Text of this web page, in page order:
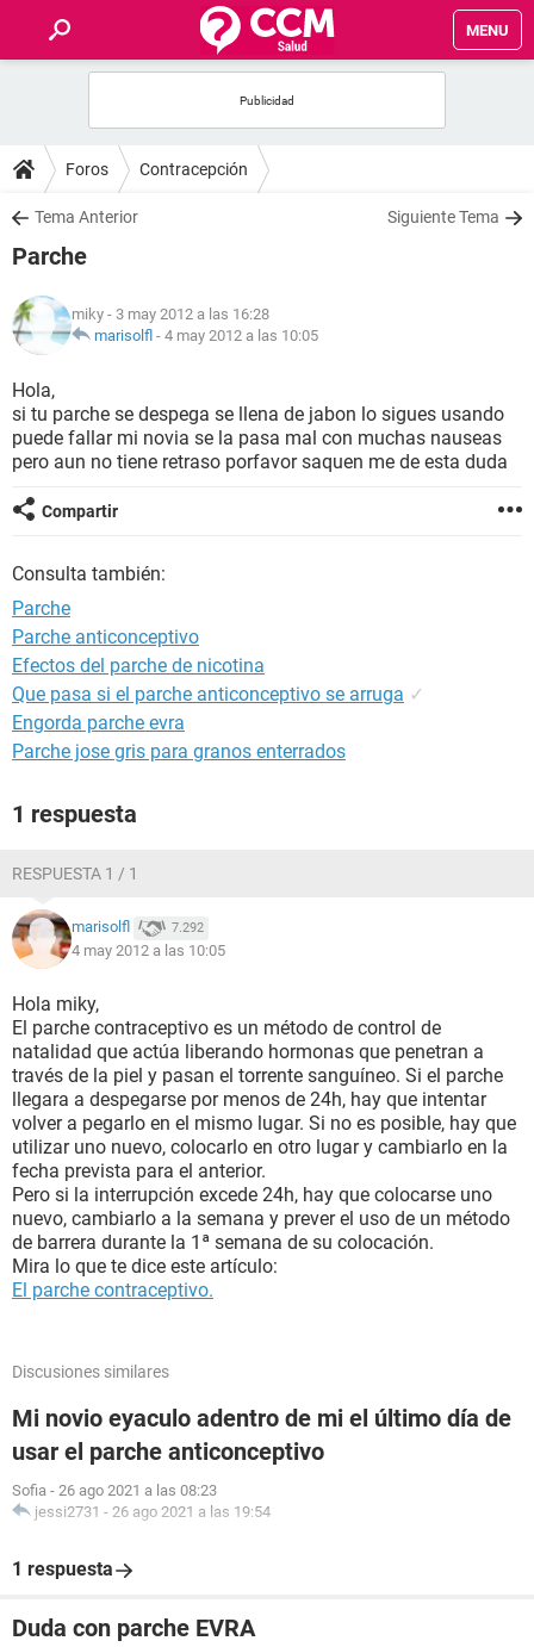
MENU
FOROS
SALUD
NUTRICIÓN
BIENESTAR
SEXUALIDAD
GLOSARIO
Foros Contracepción
Tema Anterior Siguiente Tema
Parche
miky - 3 may 2012 a las 16:28
marisolfl - 4 may 2012 a las 10:05
Hola,
si tu parche se despega se llena de jabon lo sigues usando
puede fallar mi novia se la pasa mal con muchas nauseas
pero aun no tiene retraso porfavor saquen me de esta duda
Compartir
Consulta también:
Parche
Parche anticonceptivo
Efectos del parche de nicotina
Que pasa si el parche anticonceptivo se arruga ✓
Engorda parche evra
Parche jose gris para granos enterrados
1 respuesta
RESPUESTA 1 / 1
marisolfl 7.292
4 may 2012 a las 10:05
Hola miky,
El parche contraceptivo es un método de control de
natalidad que actúa liberando hormonas que penetran a
través de la piel y pasan el torrente sanguíneo. Si el parche
llegara a despegarse por menos de 24h, hay que intentar
volver a pegarlo en el mismo lugar. Si no es posible, hay que
utilizar uno nuevo, colocarlo en otro lugar y cambiarlo en la
fecha prevista para el anterior.
Pero si la interrupción excede 24h, hay que colocarse uno
nuevo, cambiarlo a la semana y prever el uso de un método
de barrera durante la 1ª semana de su colocación.
Mira lo que te dice este artículo:
El parche contraceptivo.
Discusiones similares
Mi novio eyaculo adentro de mi el último día de
usar el parche anticonceptivo
Sofia - 26 ago 2021 a las 08:23
jessi2731 - 26 ago 2021 a las 19:54
1 respuesta
Duda con parche EVRA